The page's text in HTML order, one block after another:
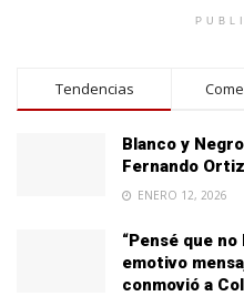
Tendencias
Blanco y
Fernando Ortiz
ENERO 12, 2026
“Pensé que
emotivo
conmovió a